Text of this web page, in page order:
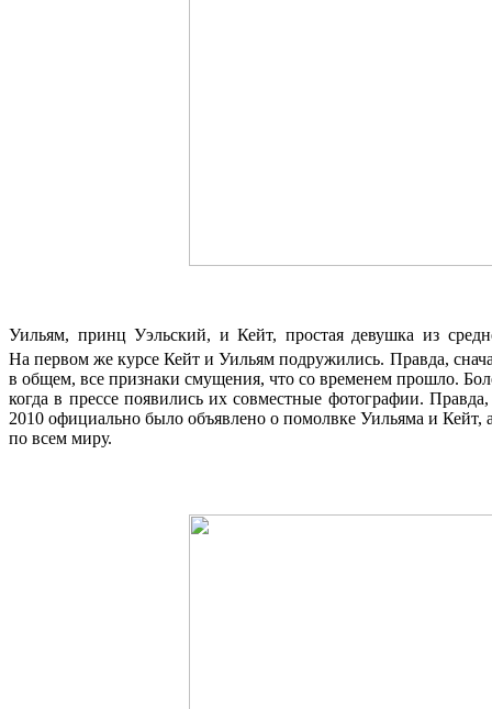
Уильям, принц Уэльский, и Кейт, простая девушка из
На первом же курсе Кейт и Уильям подружились. Правда,
в общем, все признаки смущения, что со временем прошло.
когда в прессе появились их совместные фотографии.
2010 официально было объявлено о помолвке Уильяма и Кейт,
по всем миру.